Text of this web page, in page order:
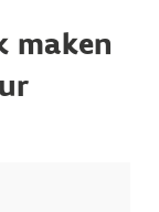
maken